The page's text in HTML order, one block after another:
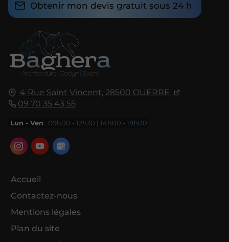
4 Rue Saint Vincent, 28500 OUERRE
09 70 35 43 55
Lun - Ven : 09h00 - 12h30 | 14h00 - 18h00
Accueil
Contactez-nous
Mentions légales
Plan du site
Obtenir mon devis gratuit sous 24 h